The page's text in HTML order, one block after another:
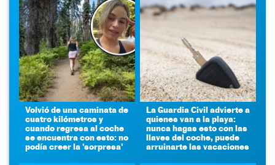
Volvió de una caminata de
cuatro kilómetros y
cuando regresa al coche
se encuentra con esto: no
podía creer la 'sorpresa'
La Guardia Civil advierte a
quienes van a la playa:
nunca hagas esto con las
llaves del coche, puede
arruinarte las vacaciones